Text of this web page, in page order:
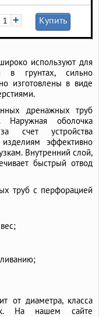
+ Купить
используют для
в грунтах, сильно
изготовлены в виде
дренажных труб
Наружная оболочка
счет устройства
эффективно
Внутренний слой,
быстрый отвод
труб с перфорацией
от диаметра, класса
На нашем сайте